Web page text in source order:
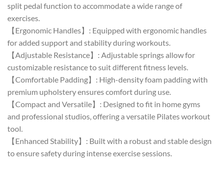
split pedal function to accommodate a wide range of
exercises.
【Ergonomic Handles】: Equipped with ergonomic handles
for added support and stability during workouts.
【Adjustable Resistance】: Adjustable springs allow for
customizable resistance to suit different fitness levels.
【Comfortable Padding】: High-density foam padding with
premium upholstery ensures comfort during use.
【Compact and Versatile】: Designed to fit in home gyms
and professional studios, offering a versatile Pilates workout
tool.
【Enhanced Stability】: Built with a robust and stable design
to ensure safety during intense exercise sessions.